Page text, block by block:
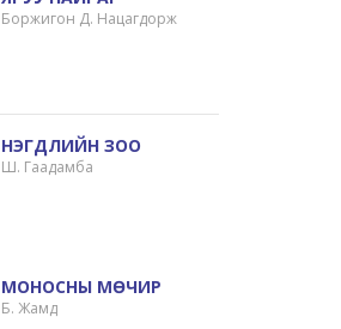
Боржигон Д. Нацагдорж
НЭГДЛИЙН ЗОО
Ш. Гаадамба
МОНОСНЫ МӨЧИР
Б. Жамд